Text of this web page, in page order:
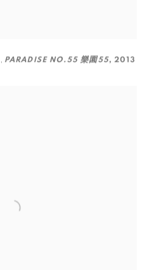
, PARADISE NO.55 樂園55,2013